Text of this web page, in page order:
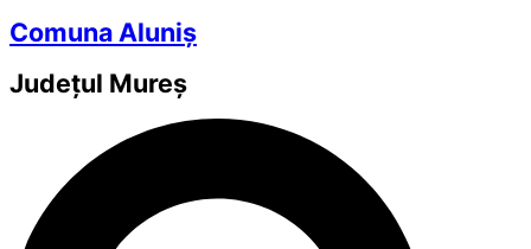
Comuna Aluniș
Județul Mureș